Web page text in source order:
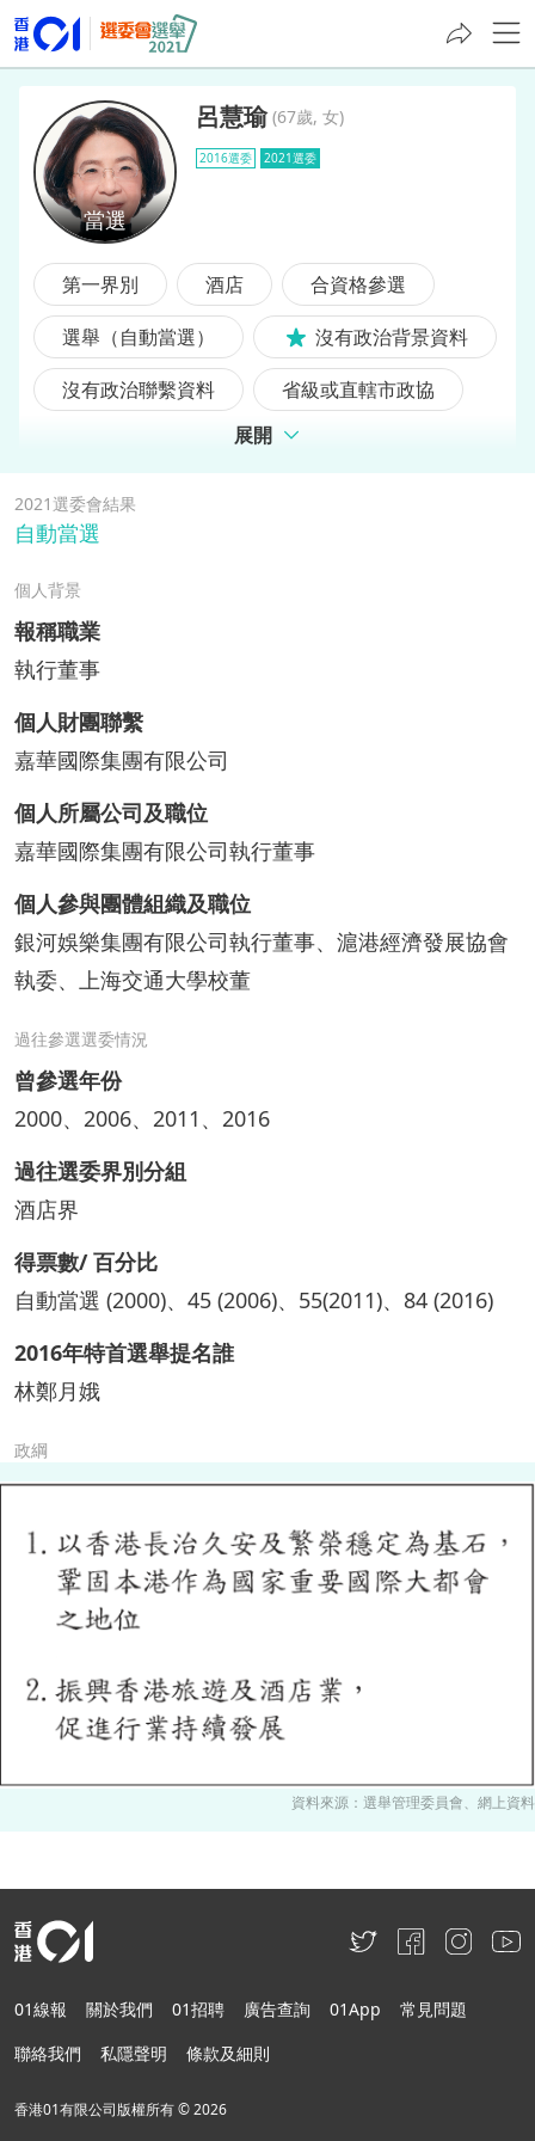
呂慧瑜
呂慧瑜 (67歲, 女)
2016選委 2021選委
第一界別 酒店
合資格參選
選舉（自動當選）
沒有政治背景資料
沒有政治聯繫資料
省級或直轄市政協
前選委
展開
2021選委會結果
自動當選
個人背景
報稱職業
執行董事
個人財團聯繫
嘉華國際集團有限公司
個人所屬公司及職位
嘉華國際集團有限公司執行董事
個人參與團體組織及職位
銀河娛樂集團有限公司執行董事、滬港經濟發展協會
執委、上海交通大學校董
過往參選選委情況
曾參選年份
2000、2006、2011、2016
過往選委界別分組
酒店界
得票數/ 百分比
自動當選 (2000)、45 (2006)、55(2011)、84 (2016)
2016年特首選舉提名誰
林鄭月娥
政綱
資料來源：選舉管理委員會、網上資料
01線報 關於我們 01招聘 廣告查詢 01App
常見問題
聯絡我們
私隱聲明 條款及細則
香港01有限公司版權所有 ©2026